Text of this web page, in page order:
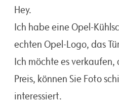
Hey.
Ich habe eine Opel-
echten Opel-Logo, das
Ich möchte es
Preis, können Sie Foto
interessiert.